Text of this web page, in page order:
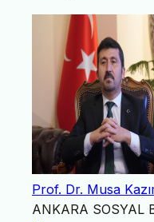
Prof. Dr. Musa
ANKARA SOSYAL